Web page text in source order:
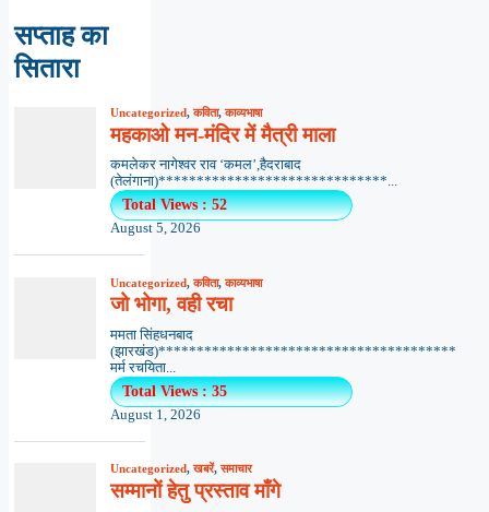
सप्ताह का
सितारा
Uncategorized,कविता,काव्यभाषा
महकाओ मन-मंदिर में मैत्री माला
कमलेकर नागेश्वर राव ‘कमल’,हैदराबाद
(तेलंगाना)******************************...
Total Views : 52
August 5, 2026
Uncategorized,कविता,काव्यभाषा
जो भोगा, वही रचा
ममता सिंहधनबाद
(झारखंड)***************************************
मर्म रचयिता...
Total Views : 35
August 1, 2026
Uncategorized,खबरें,समाचार
सम्मानों हेतु प्रस्ताव माँगे